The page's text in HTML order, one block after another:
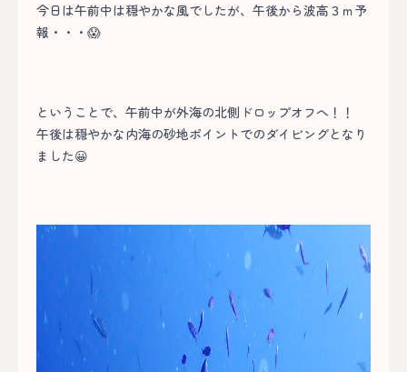
今日は午前中は穏やかな風でしたが、午後から波高３ｍ予
報・・・😱
ということで、午前中が外海の北側ドロップオフへ！！
午後は穏やかな内海の砂地ポイントでのダイビングとなり
ました😀